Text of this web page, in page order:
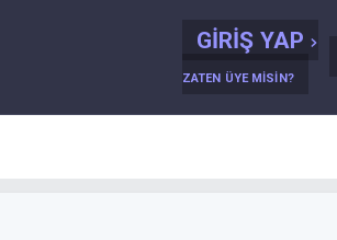
GIRIŞ YAP
ZATEN ÜYE MISIN?